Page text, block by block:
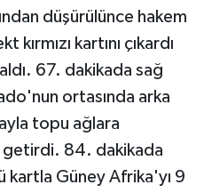
düşürülünce hakem
kartını çıkardı
67. dakikada sağ
ortasında arka
topu ağlara
84. dakikada
Güney Afrika'yı 9